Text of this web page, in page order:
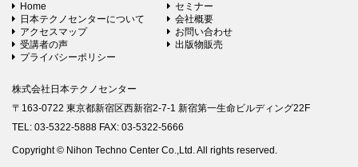
Home
セミナー
日本テクノセンターについて
会社概要
アクセスマップ
お問い合わせ
受講者の声
出版物販売
プライバシーポリシー
株式会社日本テクノセンター
〒163-0722 東京都新宿区西新宿2-7-1 新宿第一生命ビルディング22F
TEL: 03-5322-5888 FAX: 03-5322-5666
Copyright © Nihon Techno Center Co.,Ltd. All rights reserved.